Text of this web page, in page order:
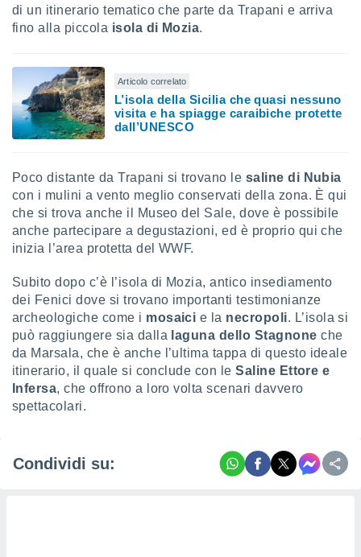
di un itinerario tematico che parte da Trapani e arriva
fino alla piccola isola di Mozia.
Articolo correlato
L’isola della Sicilia che quasi nessuno
visita e ha spiagge caraibiche protette
dall’UNESCO
Poco distante da Trapani si trovano le saline di Nubia
con i mulini a vento meglio conservati della zona. È qui
che si trova anche il Museo del Sale, dove è possibile
anche partecipare a degustazioni, ed è proprio qui che
inizia l’area protetta del WWF.
Subito dopo c’è l’isola di Mozia, antico insediamento
dei Fenici dove si trovano importanti testimonianze
archeologiche come i mosaici e la necropoli. L’isola si
può raggiungere sia dalla laguna dello Stagnone che
da Marsala, che è anche l’ultima tappa di questo ideale
itinerario, il quale si conclude con leSaline Ettore e
Infersa, che offrono a loro volta scenari davvero
spettacolari.
Condividi su: